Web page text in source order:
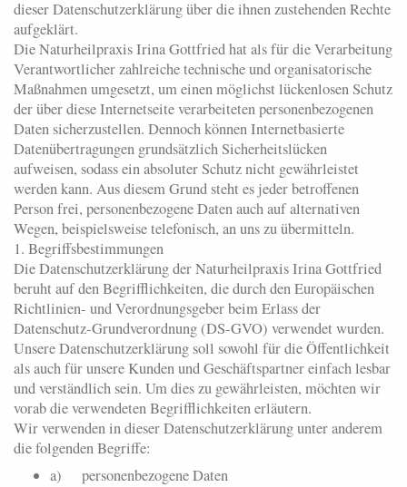
dieser Datenschutzerklärung über die ihnen zustehenden Rechte
aufgeklärt.
Die Naturheilpraxis Irina Gottfried hat als für die Verarbeitung
Verantwortlicher zahlreiche technische und organisatorische
Maßnahmen umgesetzt, um einen möglichst lückenlosen Schutz
der über diese Internetseite verarbeiteten personenbezogenen
Daten sicherzustellen. Dennoch können Internetbasierte
Datenübertragungen grundsätzlich Sicherheitslücken
aufweisen, sodass ein absoluter Schutz nicht gewährleistet
werden kann. Aus diesem Grund steht es jeder betroffenen
Person frei, personenbezogene Daten auch auf alternativen
Wegen, beispielsweise telefonisch, an uns zu übermitteln.
1. Begriffsbestimmungen
Die Datenschutzerklärung der Naturheilpraxis Irina Gottfried
beruht auf den Begrifflichkeiten, die durch den Europäischen
Richtlinien- und Verordnungsgeber beim Erlass der
Datenschutz-Grundverordnung (DS-GVO) verwendet wurden.
Unsere Datenschutzerklärung soll sowohl für die Öffentlichkeit
als auch für unsere Kunden und Geschäftspartner einfach lesbar
und verständlich sein. Um dies zu gewährleisten, möchten wir
vorab die verwendeten Begrifflichkeiten erläutern.
Wir verwenden in dieser Datenschutzerklärung unter anderem
die folgenden Begriffe:
a) personenbezogene Daten